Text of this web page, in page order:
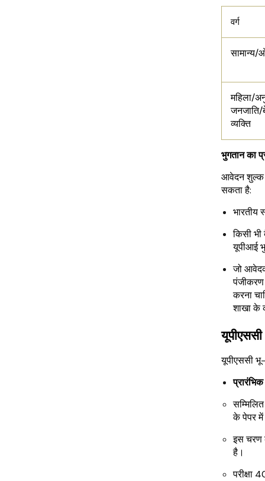
वर्ग
सामान्य/
महिला/
जनजाति/
व्यक्ति
भुगतान का
आवेदन शुल्क
सकता है:
भारतीय
किसी
यूपीआई
जो
करना
शाखा के
यूपीएससी
प्रारंभिक
के पेपर में
इस चरण
है।
परीक्षा